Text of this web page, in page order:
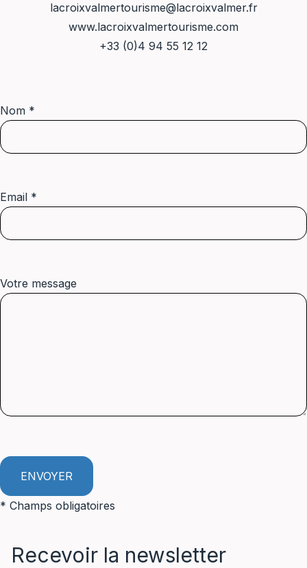
lacroixvalmertourisme@lacroixvalmer.fr
www.lacroixvalmertourisme.com
+33 (0)4 94 55 12 12
Nom *
Email *
Votre message
* Champs obligatoires
Recevoir la newsletter